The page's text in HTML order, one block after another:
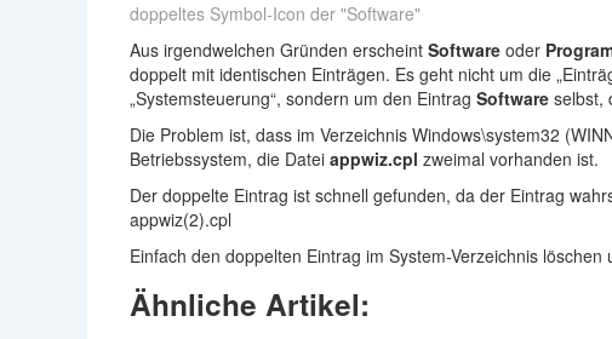
doppeltes Symbol-Icon der "Software"
Aus irgendwelchen Gründen erscheint Software oder
doppelt mit identischen Einträgen. Es geht nicht um die
„Systemsteuerung“, sondern um den Eintrag Software selbst,
Die Problem ist, dass im Verzeichnis Windows\system32
Betriebssystem, die Datei appwiz.cpl zweimal vorhanden ist.
Der doppelte Eintrag ist schnell gefunden, da der Eintrag
appwiz(2).cpl
Einfach den doppelten Eintrag im System-Verzeichnis
Ähnliche Artikel: